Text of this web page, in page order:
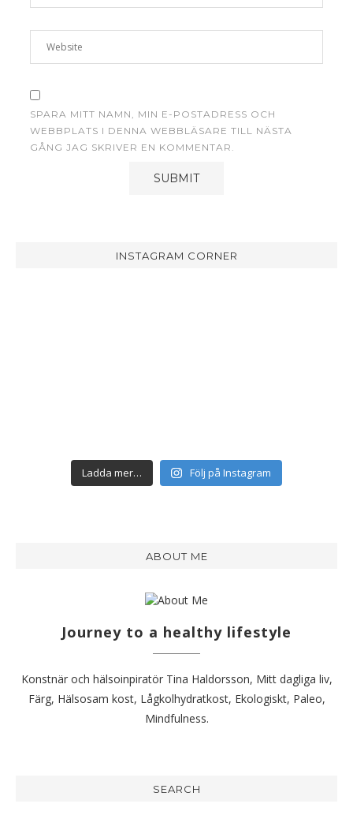
SPARA MITT NAMN, MIN E-POSTADRESS OCH
WEBBPLATS I DENNA WEBBLÄSARE TILL NÄSTA
GÅNG JAG SKRIVER EN KOMMENTAR.
INSTAGRAM CORNER
Ladda mer… Följ på Instagram
ABOUT ME
Journey to a healthy lifestyle
Konstnär och hälsoinpiratör Tina Haldorsson, Mitt dagliga liv,
Färg, Hälsosam kost, Lågkolhydratkost, Ekologiskt, Paleo,
Mindfulness.
SEARCH